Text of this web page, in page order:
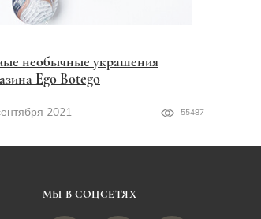
необычные украшения
Ego Botego
2021 55487
МЫ В СОЦСЕТЯХ